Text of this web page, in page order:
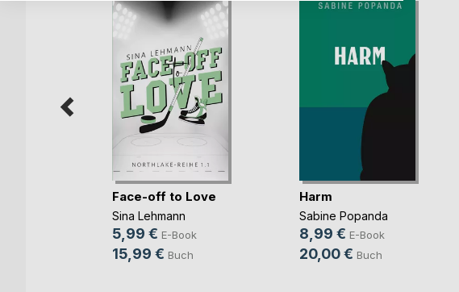
Face-off to Love
Sina Lehmann
5,99 € E-Book
15,99 € Buch
Harm
Sabine Popanda
8,99 € E-Book
20,00 € Buch